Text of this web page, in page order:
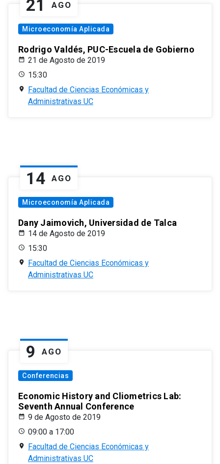
21 AGO
Microeconomía Aplicada
Rodrigo Valdés, PUC-Escuela de Gobierno
21 de Agosto de 2019
15:30
Facultad de Ciencias Económicas y
Administrativas UC
14 AGO
Microeconomía Aplicada
Dany Jaimovich, Universidad de Talca
14 de Agosto de 2019
15:30
Facultad de Ciencias Económicas y
Administrativas UC
9 AGO
Conferencias
Economic History and Cliometrics Lab:
Seventh Annual Conference
9 de Agosto de 2019
09:00 a 17:00
Facultad de Ciencias Económicas y
Administrativas UC